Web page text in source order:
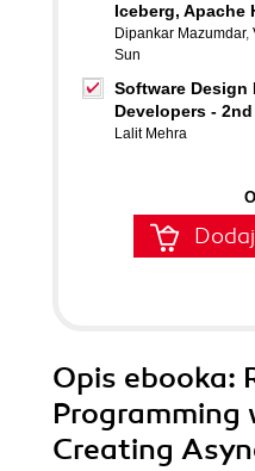
Iceberg, Apache
Dipankar Mazumdar,
Sun
Software Design
Developers -
Lalit Mehra
Opis ebooka:
Programming
Creating